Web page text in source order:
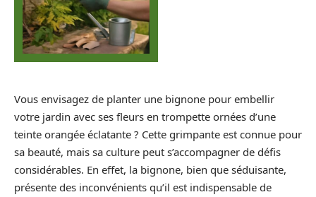
Vous envisagez de planter une bignone pour embellir
votre jardin avec ses fleurs en trompette ornées d’une
teinte orangée éclatante ? Cette grimpante est connue pour
sa beauté, mais sa culture peut s’accompagner de défis
considérables. En effet, la bignone, bien que séduisante,
présente des inconvénients qu’il est indispensable de